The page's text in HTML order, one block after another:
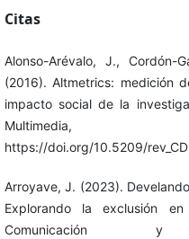
Citas
Alonso-Arévalo, J.,
(2016). Altmetrics: medición
impacto social de la
Multimedia,
https://doi.org/10.5209/
Arroyave, J. (2023).
Explorando la exclusión
Comunicación